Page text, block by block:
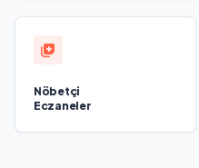
Nöbetçi
Eczaneler